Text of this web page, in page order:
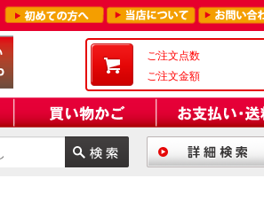
ご注文点数
ご注文金額